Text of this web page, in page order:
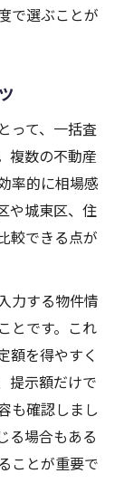
で選ぶことが
って、一括査
複数の不動産
率的に相場感
や城東区、住
較できる点が
力する物件情
とです。これ
額を得やすく
提示額だけで
も確認しまし
る場合もある
ことが重要で